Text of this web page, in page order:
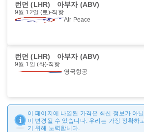
런던 (LHR) 아부자 (ABV)
9월 12일 (토) 직항
Air Peace
런던 (LHR) 아부자 (ABV)
9월 1일 (화) 직항
영국항공
이 페이지에 나열된 가격은 최신 정보가 아
이 변경될 수 있습니다. 우리는 가장 정확하
기 위해 노력합니다.